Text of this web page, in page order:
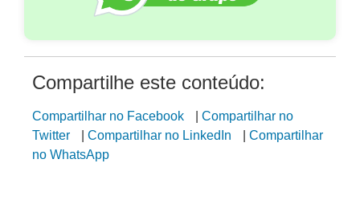
Compartilhe este conteúdo:
Compartilhar no Facebook
Compartilhar no
Twitter
Compartilhar no LinkedIn
Compartilhar
no WhatsApp